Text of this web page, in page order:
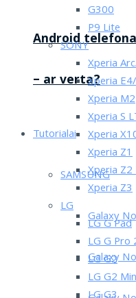
Android
– ar verta?
Tutorialai
SAMSUNG
Galaxy
Galaxy
G300
P9 Lite
SONY
Xperia
Xperia
Xperia M2
Xperia S
Xperia
Xperia Z1
Xperia
Xperia Z3
LG
LG G Pad
LG G Pro
LG G2
LG G2